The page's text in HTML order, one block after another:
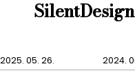
akik szeretik a
2025. 05. 26. 2024.